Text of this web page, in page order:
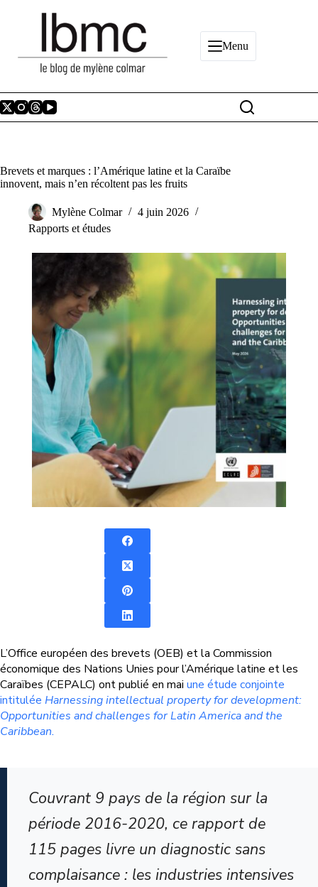
Menu
Brevets et marques : l’Amérique latine et la Caraïbe
innovent, mais n’en récoltent pas les fruits
Mylène Colmar
4 juin 2026
Rapports et études
L’Office européen des brevets (OEB) et la Commission
économique des Nations Unies pour l’Amérique latine et les
Caraïbes (CEPALC) ont publié en mai une étude conjointe
intitulée Harnessing intellectual property for development:
Opportunities and challenges for Latin America and the
Caribbean.
Couvrant 9 pays de la région sur la
période 2016-2020, ce rapport de
115 pages livre un diagnostic sans
complaisance : les industries intensives